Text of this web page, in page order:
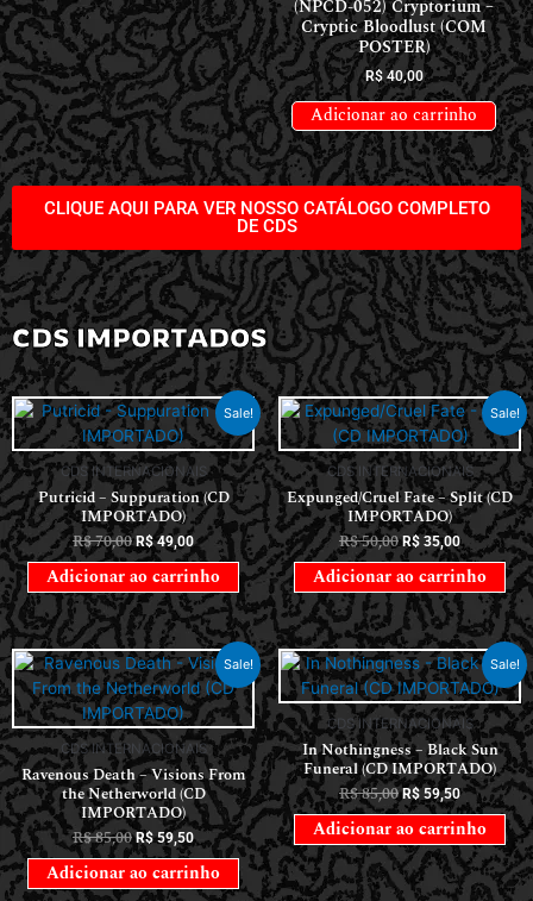
(NPCD-052) Cryptorium –
Cryptic Bloodlust (COM
POSTER)
R$40,00
Adicionar ao carrinho
CLIQUE AQUI PARA VER NOSSO CATÁLOGO COMPLETO
DE CDS
CDS IMPORTADOS
Sale!
CDS INTERNACIONAIS
Putricid – Suppuration (CD
IMPORTADO)
R$70,00 R$49,00
Adicionar ao carrinho
Sale!
CDS INTERNACIONAIS
Expunged/Cruel Fate – Split (CD
IMPORTADO)
R$50,00 R$ 35,00
Adicionar ao carrinho
Sale!
CDS INTERNACIONAIS
Ravenous Death – Visions From
the Netherworld (CD
IMPORTADO)
R$85,00 R$59,50
Adicionar ao carrinho
Sale!
CDS INTERNACIONAIS
In Nothingness – Black Sun
Funeral (CD IMPORTADO)
R$85,00 R$59,50
Adicionar ao carrinho